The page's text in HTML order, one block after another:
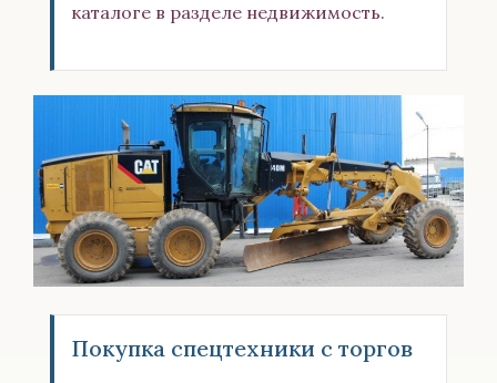
каталоге в разделе недвижимость.
Покупка спецтехники с торгов